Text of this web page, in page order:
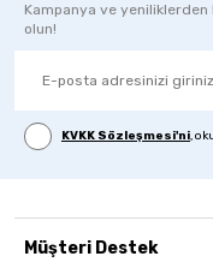
Kampanya ve
olun!
KVKK Sözleşmesi'ni,
Müşteri Destek